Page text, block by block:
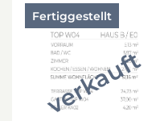
Fertiggestellt
verkauft